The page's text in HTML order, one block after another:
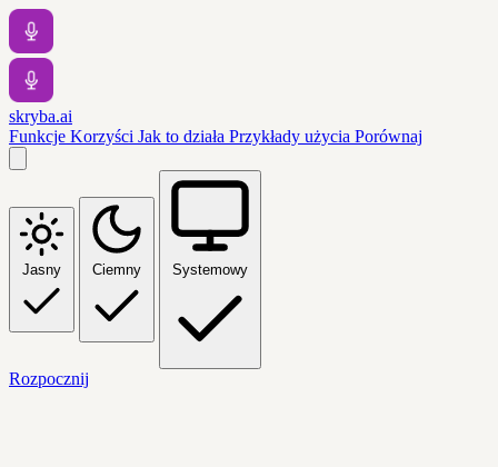
skryba.ai
Funkcje Korzyści Jak to działa Przykłady użycia Porównaj
Jasny Ciemny Systemowy
Rozpocznij